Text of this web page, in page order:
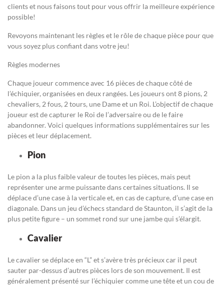
clients et nous faisons tout pour vous offrir la meilleure expérience
possible!
Revoyons maintenant les règles et le rôle de chaque pièce pour que
vous soyez plus confiant dans votre jeu!
Règles modernes
Chaque joueur commence avec 16 pièces de chaque côté de
l’échiquier, organisées en deux rangées. Les joueurs ont 8 pions, 2
chevaliers, 2 fous, 2 tours, une Dame et un Roi. L’objectif de chaque
joueur est de capturer le Roi de l’adversaire ou de le faire
abandonner. Voici quelques informations supplémentaires sur les
pièces et leur déplacement.
Pion
Le pion a la plus faible valeur de toutes les pièces, mais peut
représenter une arme puissante dans certaines situations. Il se
déplace d’une case à la verticale et, en cas de capture, d’une case en
diagonale. Dans un jeu d’échecs standard de Staunton, il s’agit de la
plus petite figure – un sommet rond sur une jambe qui s’élargit.
Cavalier
Le cavalier se déplace en “L” et s’avère très précieux car il peut
sauter par-dessus d’autres pièces lors de son mouvement. Il est
généralement présenté sur l’échiquier comme une tête et un cou de